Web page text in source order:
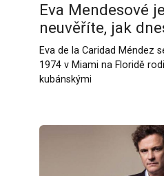
Eva Mendesové
neuvěříte, jak
Eva de la Caridad Méndez
1974 v Miami na Floridě
kubánskými